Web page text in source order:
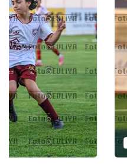
FUTBOL